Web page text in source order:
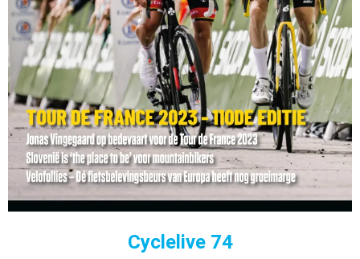
Cyclelive 74